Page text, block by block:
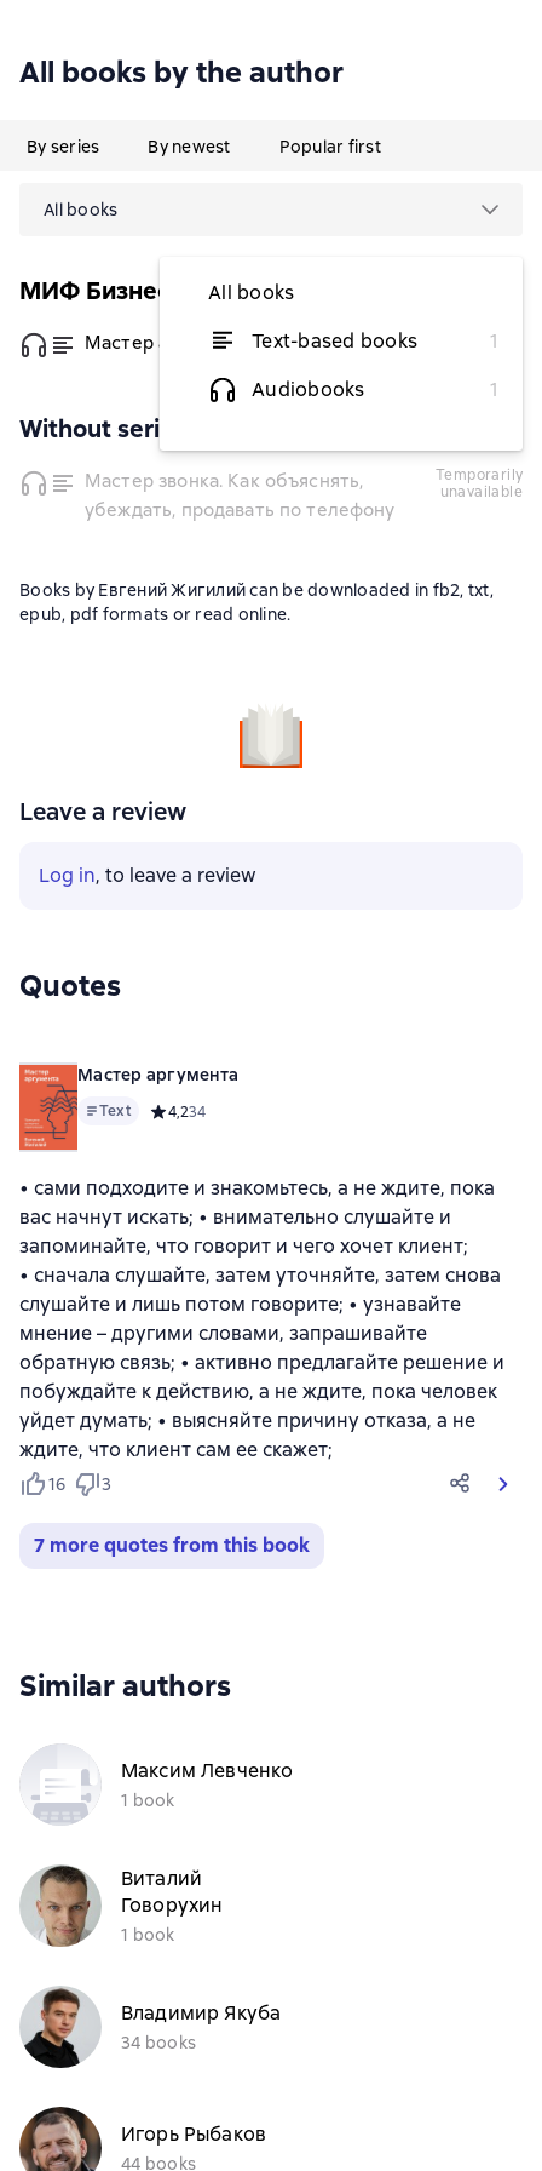
All books by the author
By series By newest Popular first
All books
All books
Text-based books
1
Audiobooks
1
МИФ Бизнес
Мастер аргумента from $7.41
Without series
Мастер звонка. Как объяснять,
убеждать, продавать по телефону
temporarily
unavailable
Books by Евгений Жигилий can be downloaded in fb2, txt,
epub, pdf formats or read online.
Leave a review
Log in, to leave a review
Quotes
Мастер аргумента
Text Средний рейтинг 4,2 на основе 34 оценок
4,234
• сами подходите и знакомьтесь, а не ждите, пока
вас начнут искать; • внимательно слушайте и
запоминайте, что говорит и чего хочет клиент;
• сначала слушайте, затем уточняйте, затем снова
слушайте и лишь потом говорите; • узнавайте
мнение – другими словами, запрашивайте
обратную связь; • активно предлагайте решение и
побуждайте к действию, а не ждите, пока человек
уйдет думать; • выясняйте причину отказа, а не
ждите, что клиент сам ее скажет;
16 3
7 more quotes from this book
Similar authors
Максим Левченко
1 book
Виталий
Говорухин
1 book
Владимир Якуба
34 books
Игорь Рыбаков
44 books